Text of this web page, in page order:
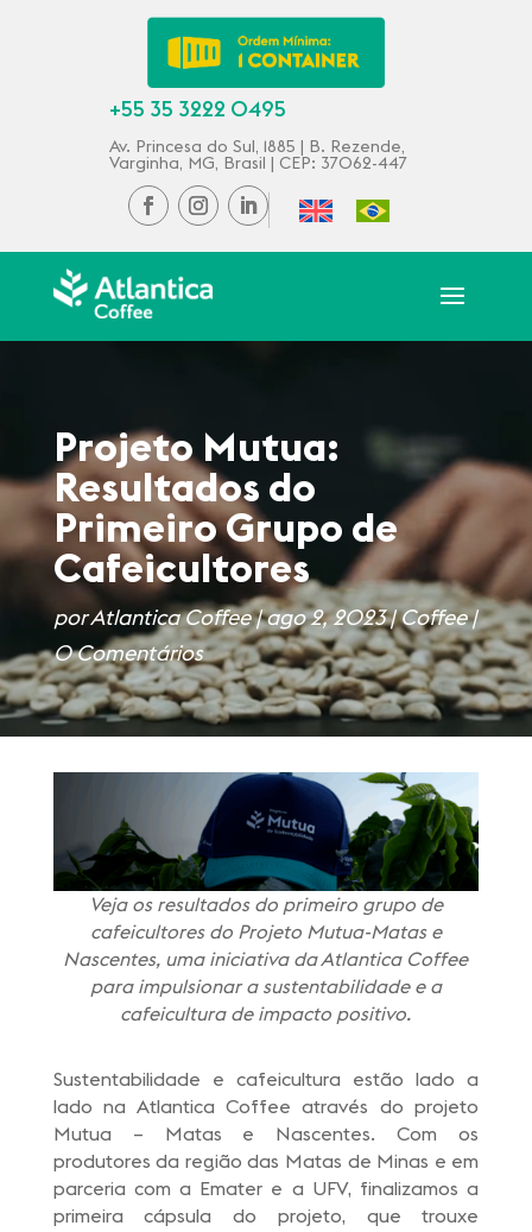
+55 35 3222 0495
Av. Princesa do Sul, 1885 | B. Rezende,
Varginha, MG, Brasil | CEP: 37062-447
Projeto Mutua:
Resultados do
Primeiro Grupo de
Cafeicultores
porAtlantica Coffee|ago 2, 2023|Coffee|
0 Comentários
Veja os resultados do primeiro grupo de
cafeicultores do Projeto Mutua-Matas e
Nascentes, uma iniciativa da Atlantica Coffee
para impulsionar a sustentabilidade e a
cafeicultura de impacto positivo.
Sustentabilidade e cafeicultura estão lado a
lado na Atlantica Coffee através do projeto
Mutua – Matas e Nascentes. Com os
produtores da região das Matas de Minas e em
parceria com a Emater e a UFV, finalizamos a
primeira cápsula do projeto, que trouxe